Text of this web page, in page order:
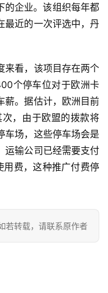
的企业。该组织每年都
最近的一次评选中，丹
来看，该项目存在两个
个停车位对于欧洲卡
薪。据估计，欧洲目前
，由于欧盟的拨款将
车场，这些停车场会是
运输公司已经需要支付
用费，这种推广付费停
若转载，请联系原作者